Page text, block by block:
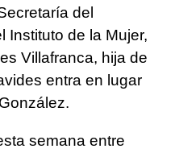
del
Instituto de la Mujer,
Villafranca, hija de
entra en lugar
semana entre